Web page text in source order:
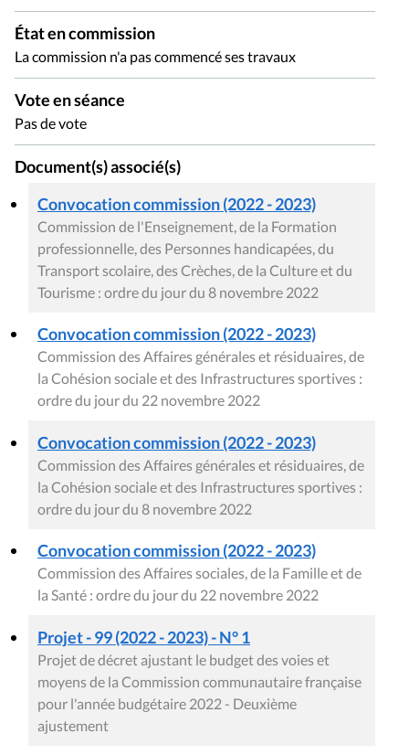
État en commission
La commission n'a pas commencé ses travaux
Vote en séance
Pas de vote
Document(s) associé(s)
Convocation commission (2022 - 2023)
Commission de l'Enseignement, de la Formation
professionnelle, des Personnes handicapées, du
Transport scolaire, des Crèches, de la Culture et du
Tourisme : ordre du jour du 8 novembre 2022
Convocation commission (2022 - 2023)
Commission des Affaires générales et résiduaires, de
la Cohésion sociale et des Infrastructures sportives :
ordre du jour du 22 novembre 2022
Convocation commission (2022 - 2023)
Commission des Affaires générales et résiduaires, de
la Cohésion sociale et des Infrastructures sportives :
ordre du jour du 8 novembre 2022
Convocation commission (2022 - 2023)
Commission des Affaires sociales, de la Famille et de
la Santé : ordre du jour du 22 novembre 2022
Projet - 99 (2022 - 2023) - N° 1
Projet de décret ajustant le budget des voies et
moyens de la Commission communautaire française
pour l'année budgétaire 2022 - Deuxième
ajustement